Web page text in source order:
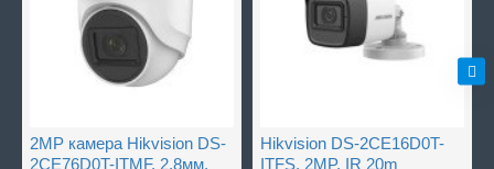
2MP камера Hikvision DS-
2CE76D0T-ITMF, 2.8мм,
Hikvision DS-2CE16D0T-
ITFS, 2MP, IR 20m